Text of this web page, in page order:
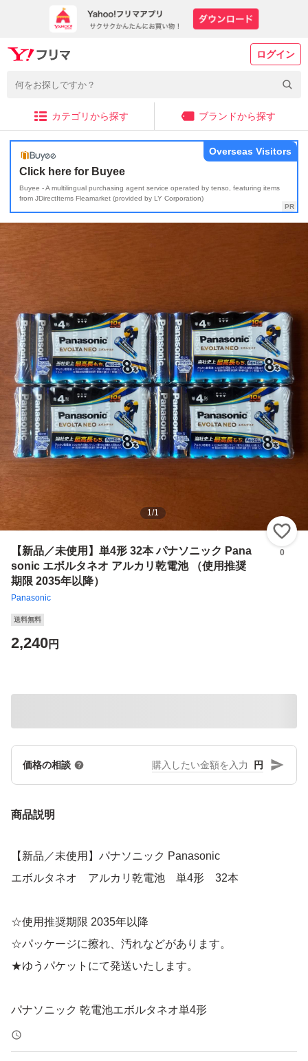
ログイン
カテゴリから探す ブランドから探す
Click here for Buyee
Buyee - A multilingual purchasing agent service operated by tenso, featuring items
from JDirectItems Fleamarket (provided by LY Corporation)
Overseas Visitors
1/1
【新品／未使用】単4形 32本 パナソニック Pana
sonic エボルタネオ アルカリ乾電池 （使用推奨
期限 2035年以降）
Panasonic
0
送料無料
2,240円
価格の相談 円
商品説明
【新品／未使用】パナソニック Panasonic
エボルタネオ アルカリ乾電池 単4形 32本
☆使用推奨期限 2035年以降
☆パッケージに擦れ、汚れなどがあります。
★ゆうパケットにて発送いたします。
パナソニック 乾電池エボルタネオ単4形
ブランド：パナソニック エボルタネオ
電池タイプ：アルカリ乾電池